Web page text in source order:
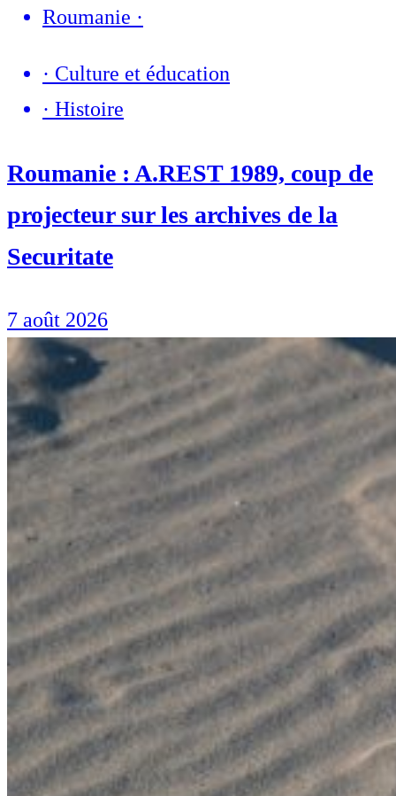
Roumanie ·
· Culture et éducation
· Histoire
Roumanie : A.REST 1989, coup de
projecteur sur les archives de la
Securitate
7 août 2026